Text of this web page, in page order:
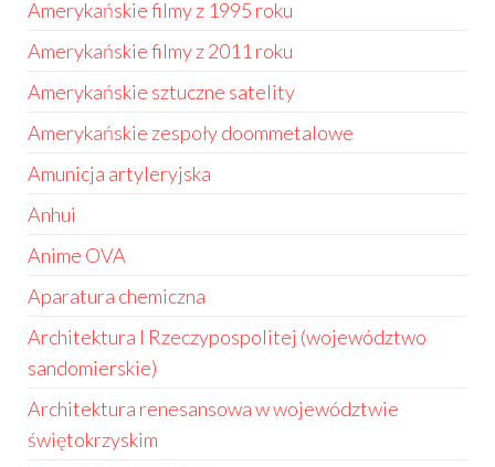
Amerykańskie filmy z 1995 roku
Amerykańskie filmy z 2011 roku
Amerykańskie sztuczne satelity
Amerykańskie zespoły doommetalowe
Amunicja artyleryjska
Anhui
Anime OVA
Aparatura chemiczna
Architektura I Rzeczypospolitej (województwo
sandomierskie)
Architektura renesansowa w województwie
świętokrzyskim